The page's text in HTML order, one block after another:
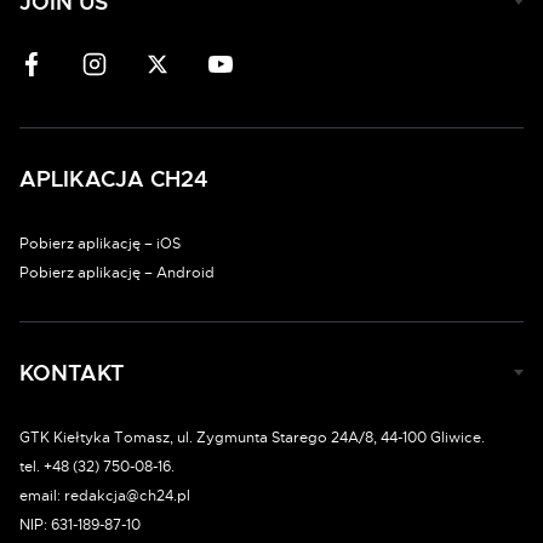
APLIKACJA CH24
Pobierz aplikację – iOS
Pobierz aplikację – Android
KONTAKT
GTK Kiełtyka Tomasz, ul. Zygmunta Starego 24A/8, 44-100 Gliwice.
tel. +48 (32) 750-08-16.
email: redakcja@ch24.pl
NIP: 631-189-87-10